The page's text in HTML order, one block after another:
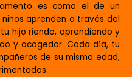
es como el de un
aprenden a través del
hijo riendo, aprendiendo y
y acogedor. Cada día, tu
de su misma edad,